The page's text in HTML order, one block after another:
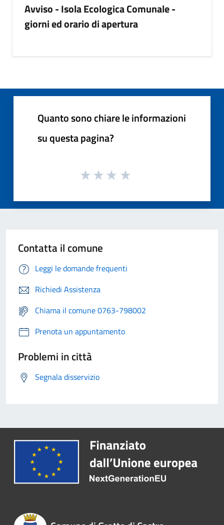
Avviso - Isola Ecologica Comunale -
giorni ed orario di apertura
Quanto sono chiare le informazioni
su questa pagina?
Contatta il comune
Leggi le domande frequenti
Richiedi Assistenza
Chiama il comune 0763-798002
Prenota un appuntamento
Problemi in città
Segnala disservizio